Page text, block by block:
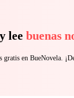
lee buenas
gratis en BueNovela.